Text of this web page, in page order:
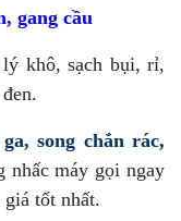
gang cầu
khô, sạch bụi, rỉ,
song chắn rác,
nhấc máy gọi ngay
tốt nhất.